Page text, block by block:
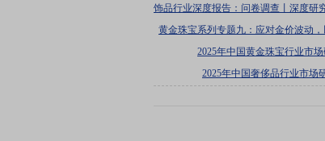
饰品行业深度报告：问卷调查丨深度
黄金珠宝系列专题九：应对金价波动
2025年中国黄金珠宝行业市
2025年中国奢侈品行业市场